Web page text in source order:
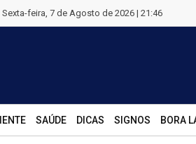
Sexta-feira, 7 de Agosto de 2026 | 21:46
SAÚDE DICAS SIGNOS BORA